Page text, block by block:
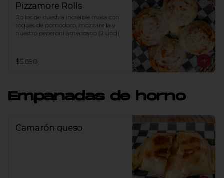
Pizzamore Rolls
Rollos de nuestra increíble masa con
toques de pomodoro, mozzarella y
nuestro peperoni americano (2 und)
$5.690
Empanadas de horno
Camarón queso